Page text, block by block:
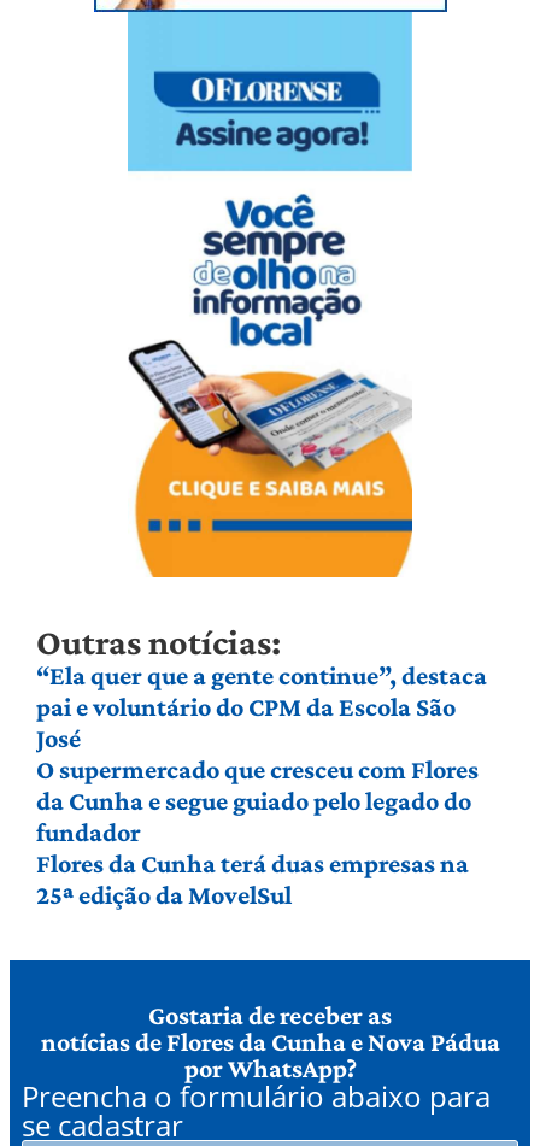
Outras notícias:
“Ela quer que a gente continue”, destaca
pai e voluntário do CPM da Escola São
José
O supermercado que cresceu com Flores
da Cunha e segue guiado pelo legado do
fundador
Flores da Cunha terá duas empresas na
25ª edição da MovelSul
Gostaria de receber as
notícias de Flores da Cunha e Nova Pádua
por WhatsApp?
Preencha o formulário abaixo para
se cadastrar